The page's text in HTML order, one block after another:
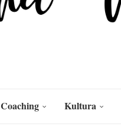
Coaching Kultura